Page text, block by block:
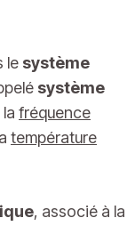
le système
système
fréquence
température
, associé à la